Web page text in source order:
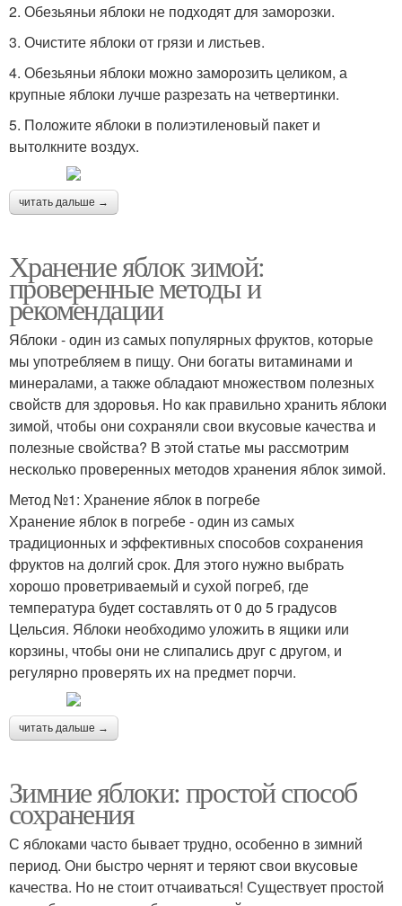
2. Обезьяньи яблоки не подходят для заморозки.
3. Очистите яблоки от грязи и листьев.
4. Обезьяньи яблоки можно заморозить целиком, а
крупные яблоки лучше разрезать на четвертинки.
5. Положите яблоки в полиэтиленовый пакет и
вытолкните воздух.
читать дальше →
Хранение яблок зимой:
проверенные методы и
рекомендации
Яблоки - один из самых популярных фруктов, которые
мы употребляем в пищу. Они богаты витаминами и
минералами, а также обладают множеством полезных
свойств для здоровья. Но как правильно хранить яблоки
зимой, чтобы они сохраняли свои вкусовые качества и
полезные свойства? В этой статье мы рассмотрим
несколько проверенных методов хранения яблок зимой.
Метод №1: Хранение яблок в погребе
Хранение яблок в погребе - один из самых
традиционных и эффективных способов сохранения
фруктов на долгий срок. Для этого нужно выбрать
хорошо проветриваемый и сухой погреб, где
температура будет составлять от 0 до 5 градусов
Цельсия. Яблоки необходимо уложить в ящики или
корзины, чтобы они не слипались друг с другом, и
регулярно проверять их на предмет порчи.
читать дальше →
Зимние яблоки: простой способ
сохранения
С яблоками часто бывает трудно, особенно в зимний
период. Они быстро чернят и теряют свои вкусовые
качества. Но не стоит отчаиваться! Существует простой